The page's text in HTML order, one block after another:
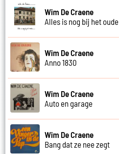
Wim De Craene
Alles is nog bij het oude
Wim De Craene
Anno 1830
Wim De Craene
Auto en garage
Wim De Craene
Bang dat ze nee zegt